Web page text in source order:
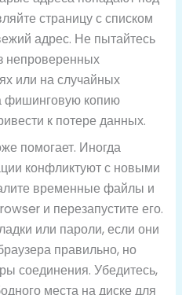
страницу с списком
адрес. Не пытайтесь
непроверенных
или на случайных
фишинговую копию
к потере данных.
помогает. Иногда
конфликтуют с новыми
временные файлы и
и перезапустите его.
или пароли, если они
правильно, но
соединения. Убедитесь,
места на диске для